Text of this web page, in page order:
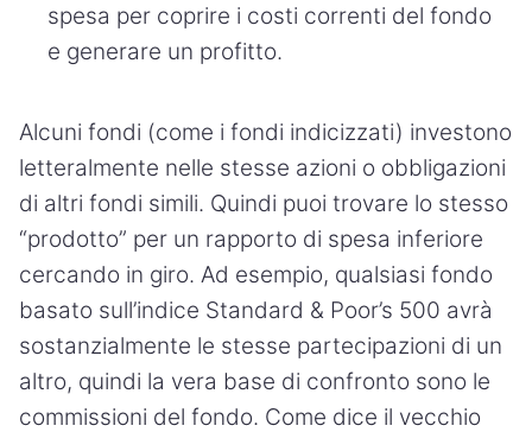
spesa per coprire i costi correnti del fondo
e generare un profitto.
Alcuni fondi (come i fondi indicizzati) investono
letteralmente nelle stesse azioni o obbligazioni
di altri fondi simili. Quindi puoi trovare lo stesso
“prodotto” per un rapporto di spesa inferiore
cercando in giro. Ad esempio, qualsiasi fondo
basato sull’indice Standard & Poor’s 500 avrà
sostanzialmente le stesse partecipazioni di un
altro, quindi la vera base di confronto sono le
commissioni del fondo. Come dice il vecchio